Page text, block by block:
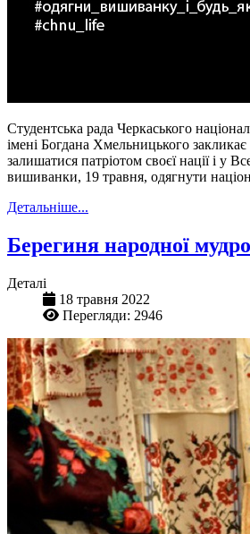
Студентська рада Черкаського
імені Богдана Хмельницького
залишатися патріотом своєї нації і у
вишиванки, 19 травня, одягнути
Детальніше...
Берегиня народної
Деталі
18 травня 2022
Перегляди: 2946